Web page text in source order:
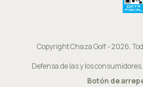
Copyright Chaza Golf - 2026.
Defensa de las y los
Botón de